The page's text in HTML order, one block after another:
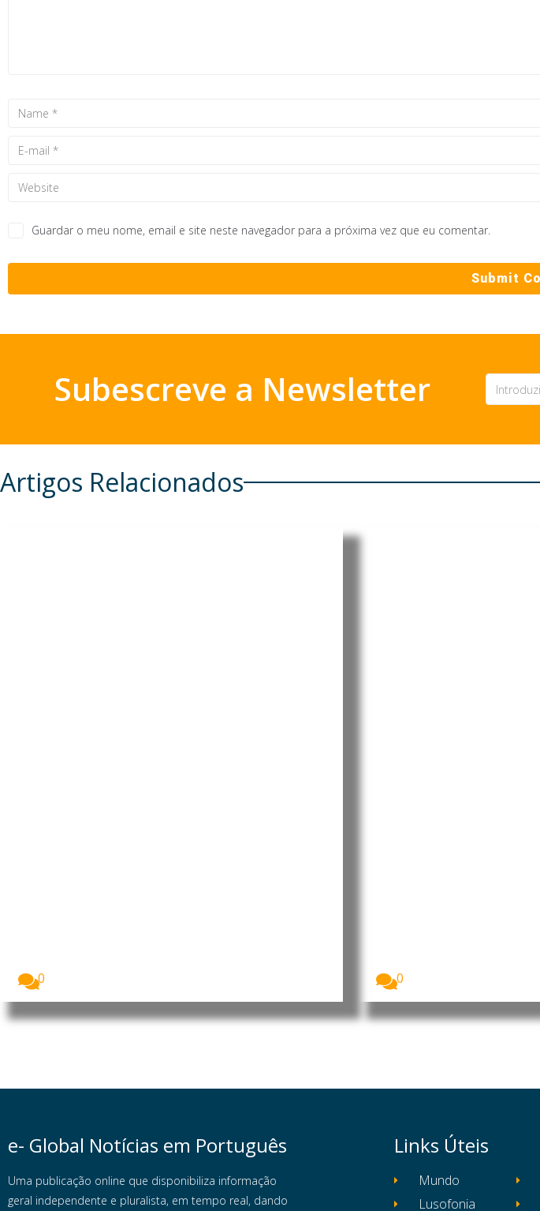
Guardar o meu nome, email e site neste navegador para a próxima vez que eu comentar.
Subescreve a Newsletter
Artigos Relacionados
0
0
e- Global Notícias em Português
Uma publicação online que disponibiliza informação
geral independente e pluralista, em tempo real, dando
Links Úteis
Mundo
Lusofonia